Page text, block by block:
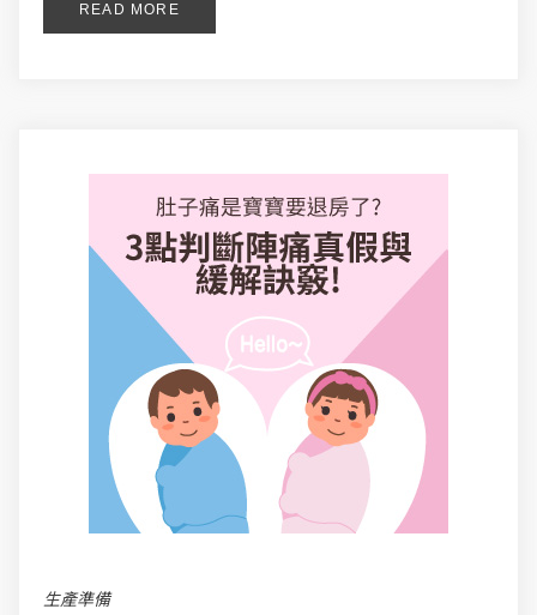
READ MORE
生產準備